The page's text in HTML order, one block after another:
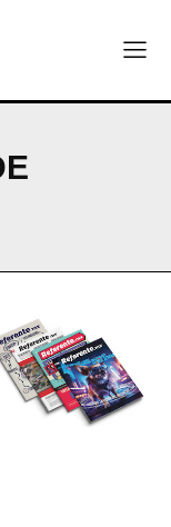
para el regreso